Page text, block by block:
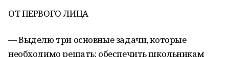
ОТ ПЕРВОГО ЛИЦА
— Выделю три основные задачи, которые
необходимо решать: обеспечить школьникам